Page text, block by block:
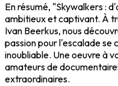
En résumé, "Skywalkers :
ambitieux et captivant. À
Ivan Beerkus, nous
passion pour l'escalade
inoubliable. Une oeuvre à
amateurs de
extraordinaires.